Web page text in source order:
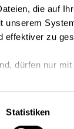
die auf
unserem
effektiver zu
dürfen nur
eine
Statistiken
der